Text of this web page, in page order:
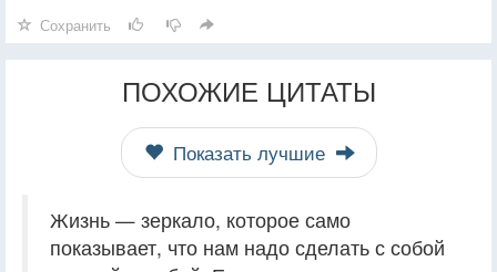
Сохранить
ПОХОЖИЕ ЦИТАТЫ
Показать лучшие
Жизнь — зеркало, которое само
показывает, что нам надо сделать с собой